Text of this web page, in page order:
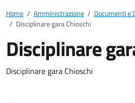
Home / Amministrazione / Documenti e
/ Disciplinare gara Chioschi
Disciplinare
Dettagli del
Disciplinare gara Chioschi